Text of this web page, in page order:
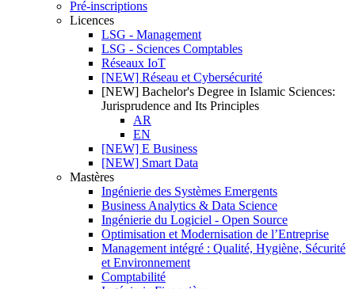
Pré-inscriptions
Licences
LSG - Management
LSG - Sciences Comptables
Réseaux IoT
[NEW] Réseau et Cybersécurité
[NEW] Bachelor's Degree in Islamic Sciences:
Jurisprudence and Its Principles
AR
EN
[NEW] E Business
[NEW] Smart Data
Mastères
Ingénierie des Systèmes Emergents
Business Analytics & Data Science
Ingénierie du Logiciel - Open Source
Optimisation et Modernisation de l’Entreprise
Management intégré : Qualité, Hygiène, Sécurité
et Environnement
Comptabilité